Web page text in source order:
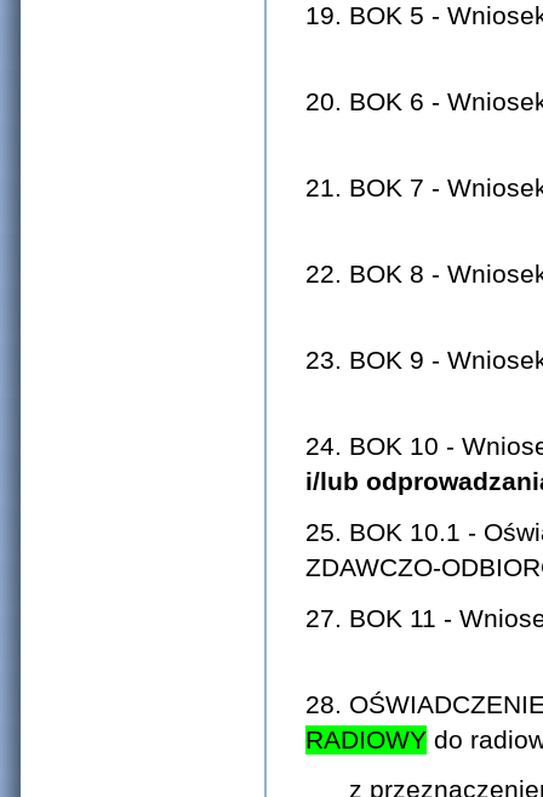
19. BOK 5 -
20. BOK 6 -
21. BOK 7 -
22. BOK 8 -
23. BOK 9 -
24. BOK 10 -
i/lub
25. BOK 10.1 -
27. BOK
28.
RADIOWY do
z